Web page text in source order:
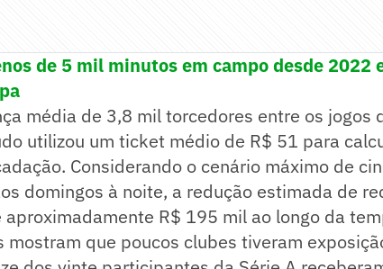
de 5 mil minutos em campo desde 2022
média de 3,8 mil torcedores entre os jogos
utilizou um ticket médio de R$ 51 para
Considerando o cenário máximo de
domingos à noite, a redução estimada de
R$ 195 mil ao longo da
mostram que poucos clubes tiveram